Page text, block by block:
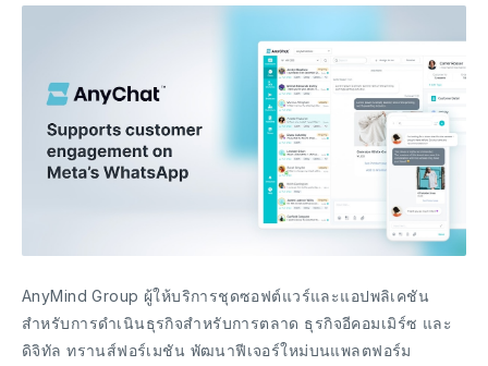
AnyMind Group ผู้ให้บริการชุดซอฟต์แวร์และแอปพลิเคชัน
สำหรับการดำเนินธุรกิจสำหรับการตลาด ธุรกิจอีคอมเมิร์ซ และ
ดิจิทัล ทรานส์ฟอร์เมชัน พัฒนาฟีเจอร์ใหม่บนแพลตฟอร์ม